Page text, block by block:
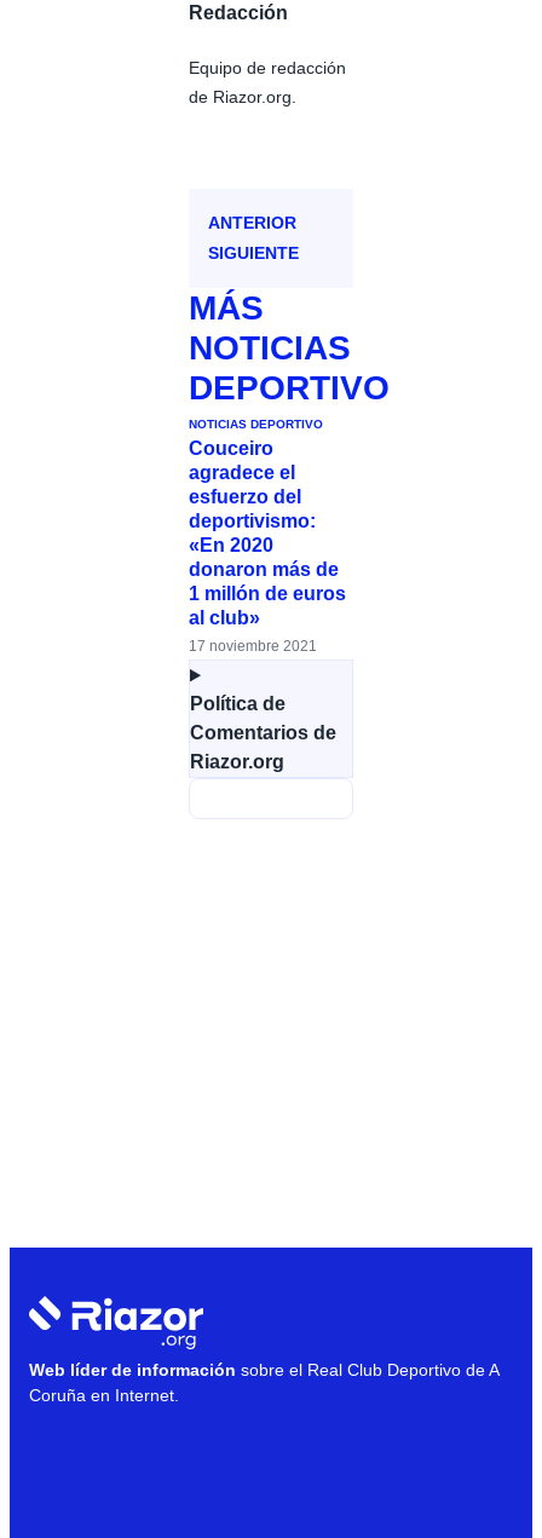
Redacción
Equipo de redacción
de Riazor.org.
ANTERIOR
SIGUIENTE
MÁS
NOTICIAS
DEPORTIVO
NOTICIAS DEPORTIVO
Couceiro
agradece el
esfuerzo del
deportivismo:
«En 2020
donaron más de
1 millón de euros
al club»
17 noviembre 2021
Política de
Comentarios de
Riazor.org
Web líder de información sobre el Real Club Deportivo de A
Coruña en Internet.